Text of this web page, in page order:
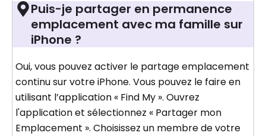
Puis-je partager en permanence
emplacement avec ma famille sur
iPhone ?
Oui, vous pouvez activer le partage emplacement
continu sur votre iPhone. Vous pouvez le faire en
utilisant l’application « Find My ». Ouvrez
l'application et sélectionnez « Partager mon
Emplacement ». Choisissez un membre de votre